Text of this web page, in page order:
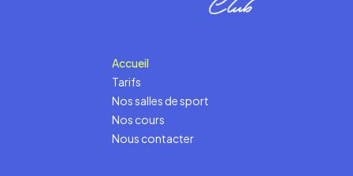
Accueil
Tarifs
Nos salles de sport
Nos cours
Nous contacter